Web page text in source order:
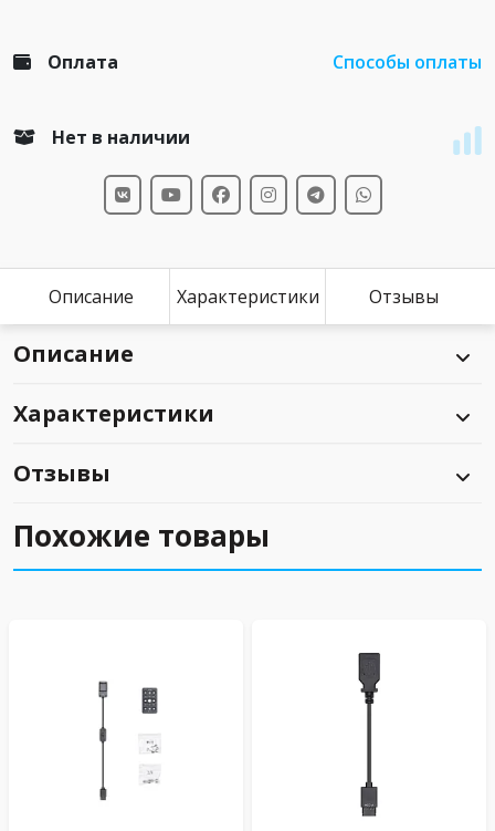
Оплата Способы оплаты
Нет в наличии
Описание Характеристики Отзывы
Описание
Характеристики
Отзывы
Похожие товары